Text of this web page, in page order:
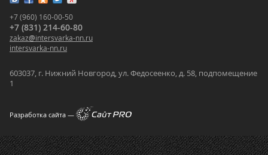
+7 (960) 160-00-50
+7 (831) 214-60-80
zakaz@intersvarka-nn.ru
intersvarka-nn.ru
603037, г. Нижний Новгород, ул. Федосеенко, д. 58, подпомещение
1
Разработка сайта —